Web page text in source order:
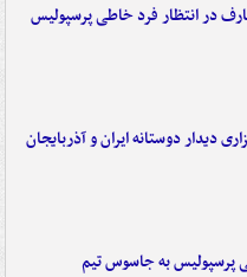
در انتظار فرد خاطی پرسپولیس
دیدار دوستانه ایران و آذربایجان
پرسپولیس به جاسوس تیم